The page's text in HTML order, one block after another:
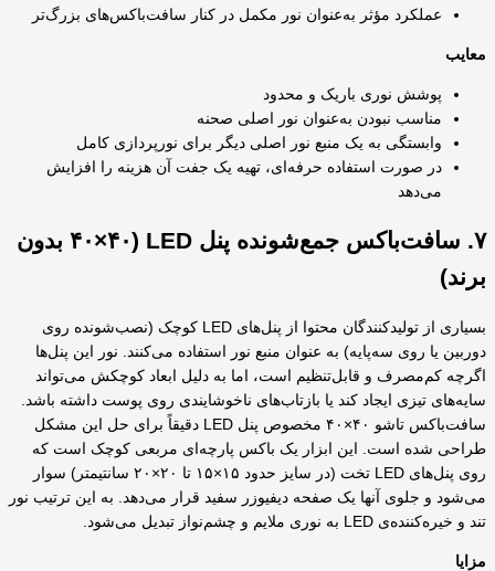
عملکرد مؤثر به‌عنوان نور مکمل در کنار سافت‌باکس‌های بزرگ‌تر
معایب
پوشش نوری باریک و محدود
مناسب نبودن به‌عنوان نور اصلی صحنه
وابستگی به یک منبع نور اصلی دیگر برای نورپردازی کامل
در صورت استفاده حرفه‌ای، تهیه یک جفت آن هزینه را افزایش
می‌دهد
۷. سافت‌باکس جمع‌شونده پنل LED (۴۰×۴۰ بدون
برند)
بسیاری از تولیدکنندگان محتوا از پنل‌های LED کوچک (نصب‌شونده روی
دوربین یا روی سه‌پایه) به عنوان منبع نور استفاده می‌کنند. نور این پنل‌ها
اگرچه کم‌مصرف و قابل‌تنظیم است، اما به دلیل ابعاد کوچکش می‌تواند
سایه‌های تیزی ایجاد کند یا بازتاب‌های ناخوشایندی روی پوست داشته باشد.
سافت‌باکس تاشو ۴۰×۴۰ مخصوص پنل LED دقیقاً برای حل این مشکل
طراحی شده است. این ابزار یک باکس پارچه‌ای مربعی کوچک است که
روی پنل‌های LED تخت (در سایز حدود ۱۵×۱۵ تا ۲۰×۲۰ سانتیمتر) سوار
می‌شود و جلوی آنها یک صفحه دیفیوزر سفید قرار می‌دهد. به این ترتیب نور
تند و خیره‌کننده‌ی LED به نوری ملایم و چشم‌نواز تبدیل می‌شود.
مزایا